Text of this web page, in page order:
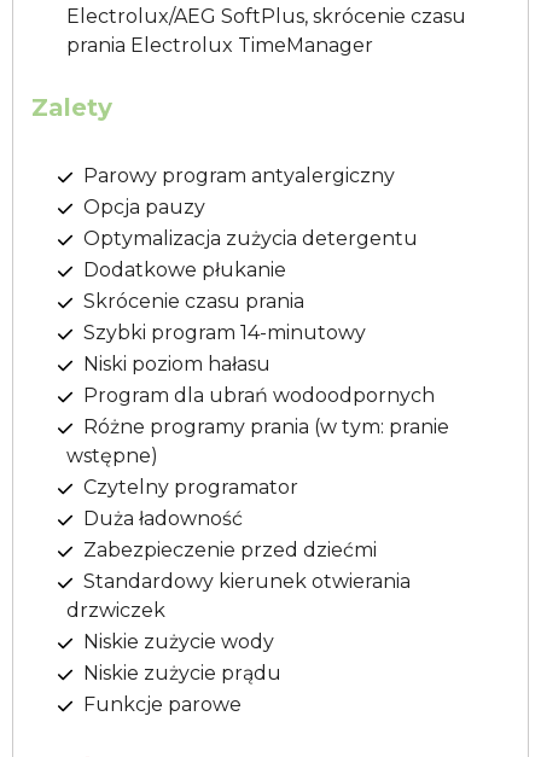
Electrolux/AEG SoftPlus, skrócenie czasu
prania Electrolux TimeManager
Zalety
Parowy program antyalergiczny
Opcja pauzy
Optymalizacja zużycia detergentu
Dodatkowe płukanie
Skrócenie czasu prania
Szybki program 14-minutowy
Niski poziom hałasu
Program dla ubrań wodoodpornych
Różne programy prania (w tym: pranie
wstępne)
Czytelny programator
Duża ładowność
Zabezpieczenie przed dziećmi
Standardowy kierunek otwierania
drzwiczek
Niskie zużycie wody
Niskie zużycie prądu
Funkcje parowe